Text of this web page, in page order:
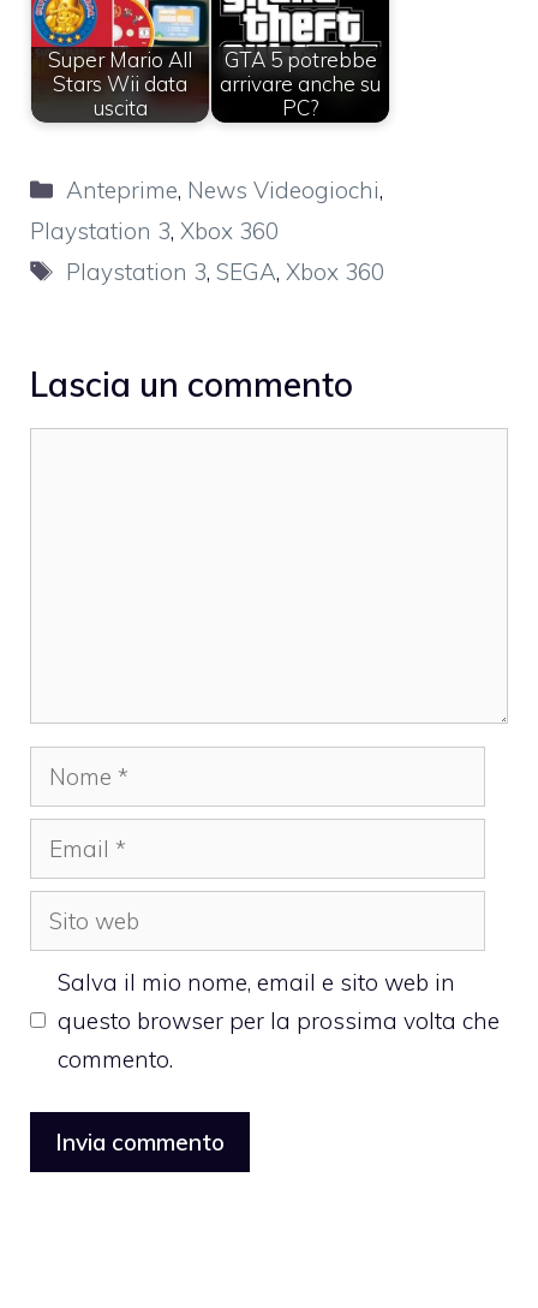
Super Mario All
Stars Wii data
uscita
GTA 5 potrebbe
arrivare anche su
PC?
Categorie
Anteprime, News Videogiochi,
Playstation 3, Xbox 360
Tag
Playstation 3,SEGA, Xbox 360
Lascia un commento
Nome
Email
Sito
web
Salva il mio nome, email e sito web in
questo browser per la prossima volta che
commento.